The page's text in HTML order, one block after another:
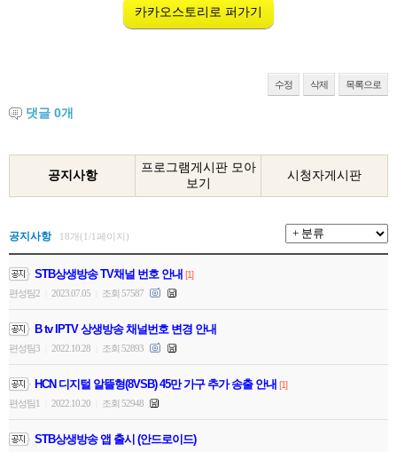
카카오스토리로 퍼가기
수정 삭제 목록으로
댓글 0개
공지사항
프로그램게시판 모아
보기
시청자게시판
공지사항 18개(1/1페이지)
STB상생방송 TV채널 번호 안내 [1]
편성팀2
2023.07.05 조회 57587
B tv IPTV 상생방송 채널번호 변경 안내
편성팀3 2022.10.28 조회 52893
HCN 디지털 알뜰형(8VSB) 45만 가구 추가 송출 안내 [1]
편성팀1
2022.10.20 조회 52948
STB상생방송 앱 출시 (안드로이드)